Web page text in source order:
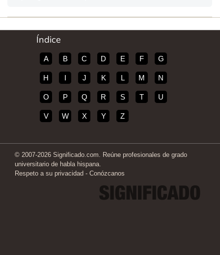
Índice
A B C D E F G
H I J K L M N
O P Q R S T U
V W X Y Z
© 2007-2026 Significado.com. Reúne profesionales de grado
universitario de habla hispana.
Respeto a su privacidad - Conózcanos